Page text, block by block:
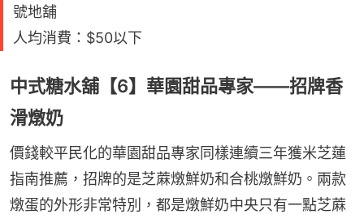
號地舖
人均消費：$50以下
中式糖水舖【6】華園甜品專家——招牌香
滑燉奶
價錢較平民化的華園甜品專家同樣連續三年獲米芝蓮
指南推薦，招牌的是芝蔴燉鮮奶和合桃燉鮮奶。兩款
燉蛋的外形非常特別，都是燉鮮奶中央只有一點芝蔴